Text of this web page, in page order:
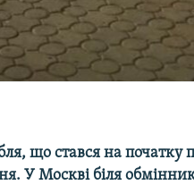
що стався на початку
У Москві біля